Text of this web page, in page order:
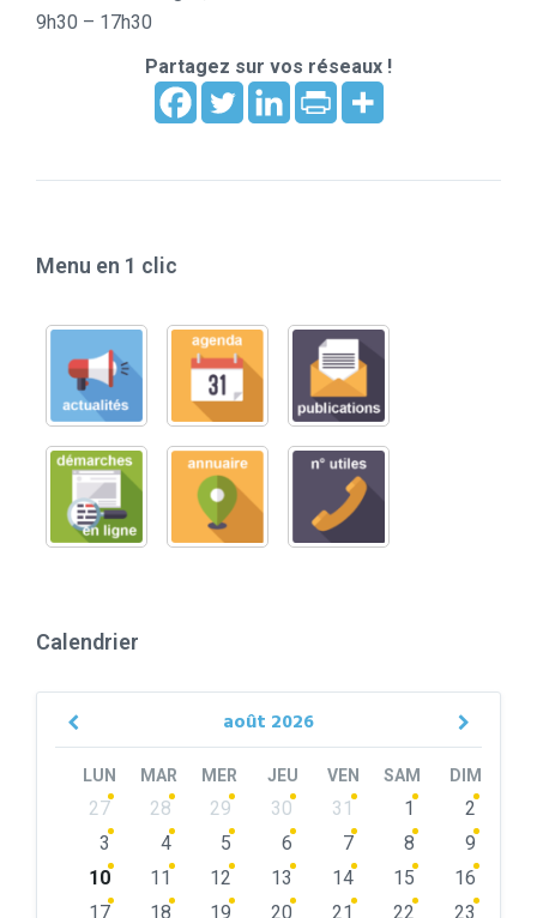
9h30 – 17h30
Partagez sur vos réseaux !
Menu en 1 clic
Calendrier
août 2026
Previous
LUN MAR MER JEU VEN SAM DIM
Skip
calendar
27 28 29 30 31 1
2
3
4 5 6 7 8
9
10
11 12 13 14 15
16
17
18 19 20 21 22
23